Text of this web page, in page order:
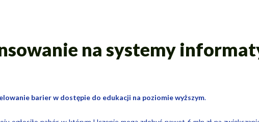
na systemy
barier w dostępie do edukacji na poziomie wyższym.